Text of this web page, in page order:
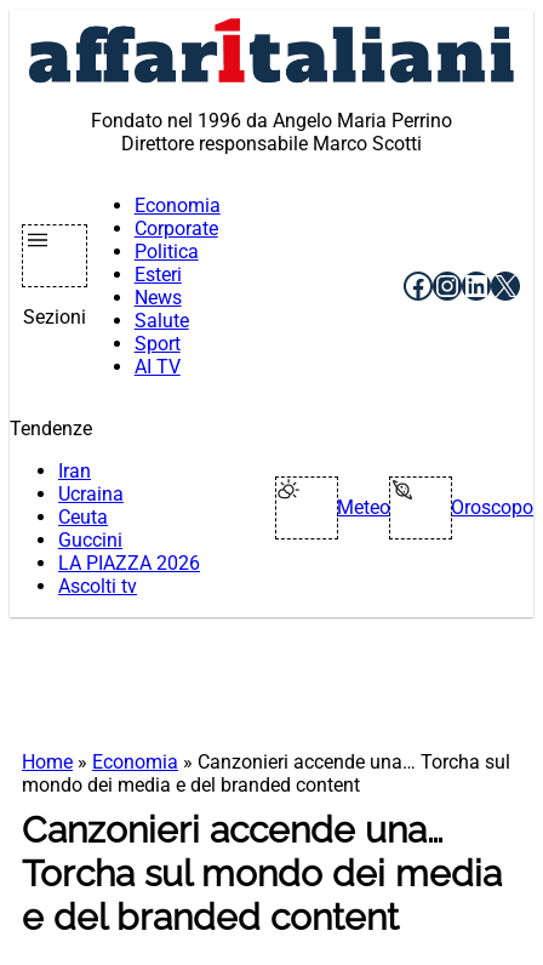
contenuto
Fondato nel 1996 da Angelo Maria Perrino
Direttore responsabile Marco Scotti
Sezioni
Economia
Corporate
Politica
Esteri
News
Salute
Sport
AI TV
Facebook
X
Tendenze
Iran
Ucraina
Ceuta
Guccini
LA PIAZZA 2026
Ascolti tv
Meteo Oroscopo
Home » Economia » Canzonieri accende una… Torcha sul
mondo dei media e del branded content
Canzonieri accende una…
Torcha sul mondo dei media
e del branded content